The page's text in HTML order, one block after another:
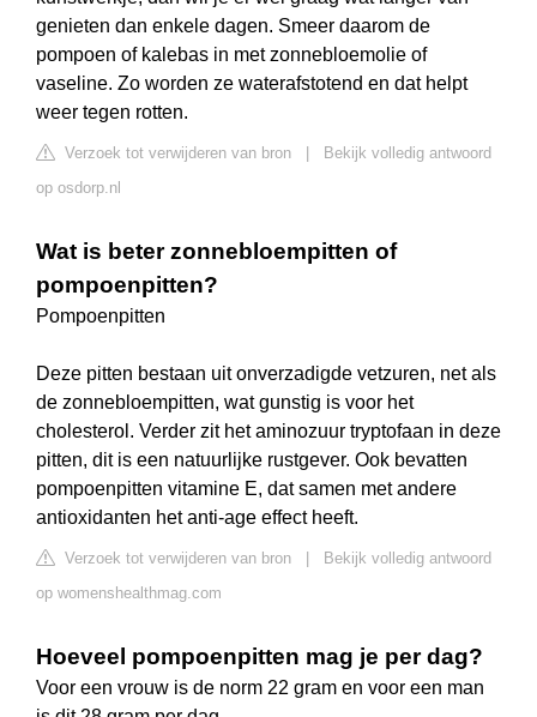
genieten dan enkele dagen. Smeer daarom de
pompoen of kalebas in met zonnebloemolie of
vaseline. Zo worden ze waterafstotend en dat helpt
weer tegen rotten.
Verzoek tot verwijderen van bron
Bekijk volledig antwoord
op osdorp.nl
Wat is beter zonnebloempitten of
pompoenpitten?
Pompoenpitten
Deze pitten bestaan uit onverzadigde vetzuren, net als
de zonnebloempitten, wat gunstig is voor het
cholesterol. Verder zit het aminozuur tryptofaan in deze
pitten, dit is een natuurlijke rustgever. Ook bevatten
pompoenpitten vitamine E, dat samen met andere
antioxidanten het anti-age effect heeft.
Verzoek tot verwijderen van bron
Bekijk volledig antwoord
op womenshealthmag.com
Hoeveel pompoenpitten mag je per dag?
Voor een vrouw is de norm 22 gram en voor een man